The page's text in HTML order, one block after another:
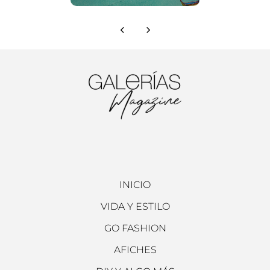
INICIO
VIDA Y ESTILO
GO FASHION
AFICHES